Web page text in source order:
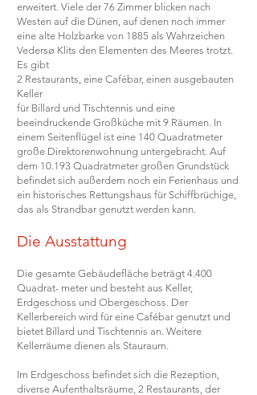
erweitert. Viele der 76 Zimmer blicken nach
Westen auf die Dünen, auf denen noch immer
eine alte Holzbarke von 1885 als Wahrzeichen
Vedersø Klits den Elementen des Meeres trotzt.
Es gibt
2 Restaurants, eine Cafébar, einen ausgebauten
Keller
für Billard und Tischtennis und eine
beeindruckende Großküche mit 9 Räumen. In
einem Seitenflügel ist eine 140 Quadratmeter
große Direktorenwohnung untergebracht. Auf
dem 10.193 Quadratmeter großen Grundstück
befindet sich außerdem noch ein Ferienhaus und
ein historisches Rettungshaus für Schiffbrüchige,
das als Strandbar genutzt werden kann.
Die Ausstattung
Die gesamte Gebäudefläche beträgt 4.400
Quadrat- meter und besteht aus Keller,
Erdgeschoss und Obergeschoss. Der
Kellerbereich wird für eine Cafébar genutzt und
bietet Billard und Tischtennis an. Weitere
Kellerräume dienen als Stauraum.
Im Erdgeschoss befindet sich die Rezeption,
diverse Aufenthaltsräume, 2 Restaurants, der